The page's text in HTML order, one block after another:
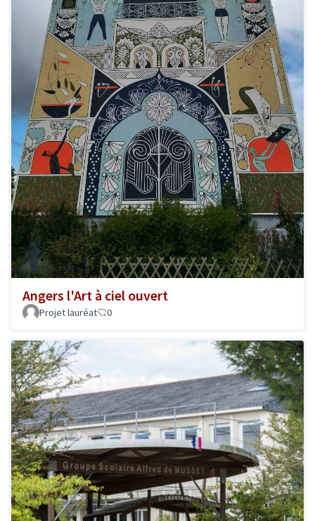
Angers l'Art à ciel ouvert
Projet lauréat 0